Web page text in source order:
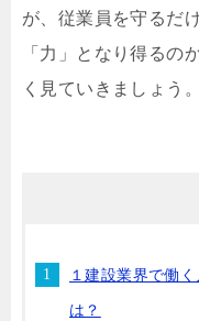
が、従業員を守るだ
「力」となり得るの
く見ていきましょう。
１建設業界で働
は？